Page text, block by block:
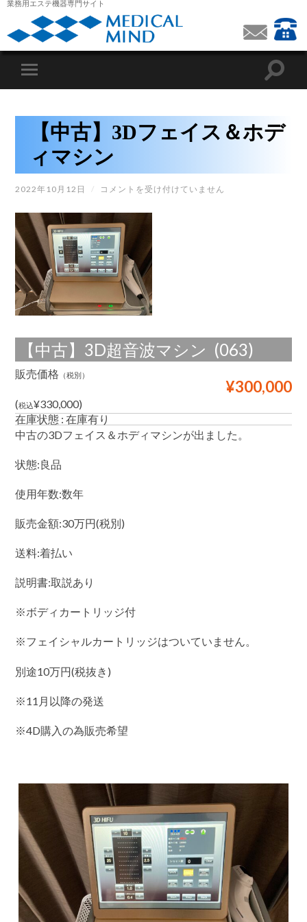
業務用エステ機器専門サイト
【中古】3Dフェイス＆ホデ
ィマシン
2022年10月12日 /
【中
3D
フ
ェ
イ
ス
＆
ホ
ィ
マ
ン
は
コメントを受け付けていません
【中古】3D超音波マシン (063)
販売価格 （税別）
¥300,000
(税込¥330,000)
在庫状態 : 在庫有り
中古の3Dフェイス＆ホディマシンが出ました。
状態:良品
使用年数:数年
販売金額:30万円(税別)
送料:着払い
説明書:取説あり
※ボディカートリッジ付
※フェイシャルカートリッジはついていません。
別途10万円(税抜き)
※11月以降の発送
※4D購入の為販売希望